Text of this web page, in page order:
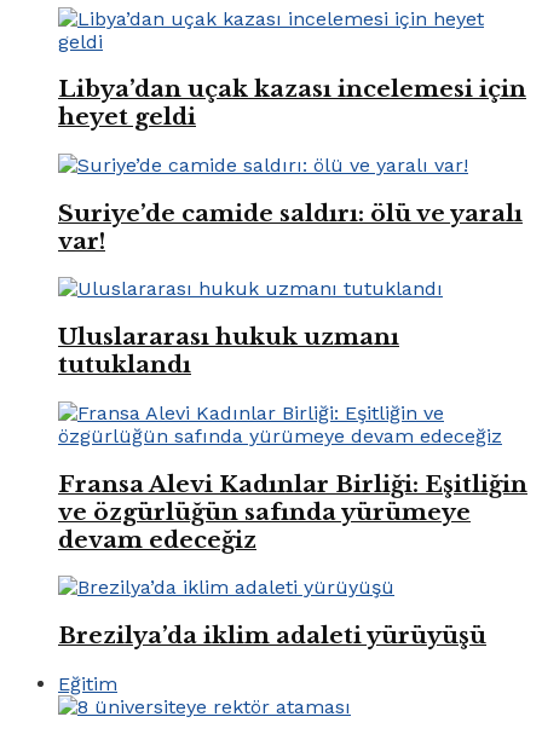
Libya’dan uçak kazası incelemesi için
heyet geldi
Suriye’de camide saldırı: ölü ve yaralı
var!
Uluslararası hukuk uzmanı
tutuklandı
Fransa Alevi Kadınlar Birliği: Eşitliğin
ve özgürlüğün safında yürümeye
devam edeceğiz
Brezilya’da iklim adaleti yürüyüşü
Eğitim